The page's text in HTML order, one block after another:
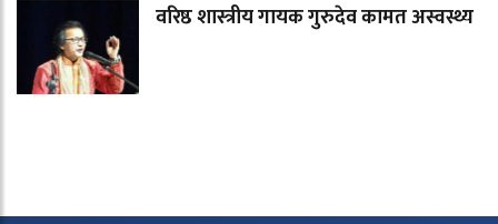
वरिष्ठ शास्त्रीय गायक गुरुदेव कामत अस्वस्थ्य